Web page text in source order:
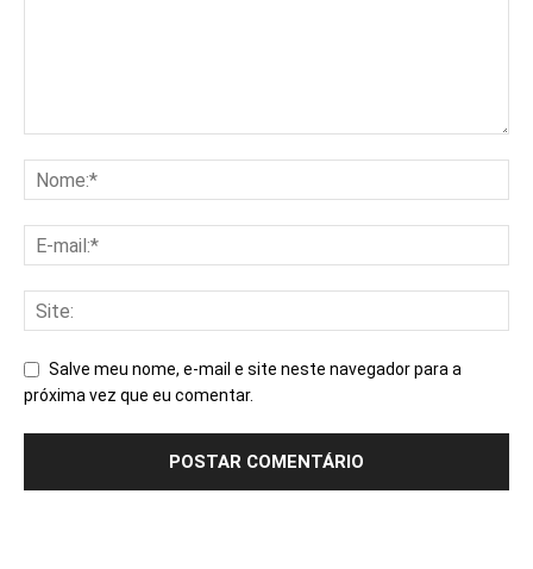
Salve meu nome, e-mail e site neste navegador para a
próxima vez que eu comentar.